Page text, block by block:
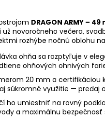
DRAGON ARMY –
novoročneho večera,
rozhýbe nočnú oblohu
ohňa sa rozptyľuje v
ohňových ohnivých
20 mm a certifikáciou
súkromné využitie — predaj
ho umiestniť na rovný
a maximálnu